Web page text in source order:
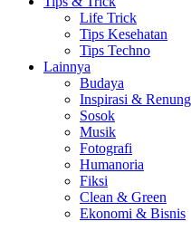
Life Trick
Tips Kesehatan
Tips Techno
Lainnya
Budaya
Inspirasi &
Sosok
Musik
Fotografi
Humanoria
Fiksi
Clean & Green
Ekonomi & Bisnis